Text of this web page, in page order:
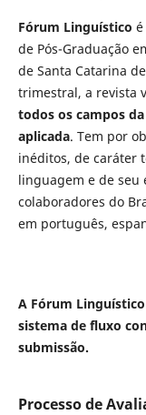
Fórum Linguístico
de Pós-Graduação
de Santa Catarina
trimestral, a revista
todos os campos
aplicada. Tem por
inéditos, de caráter
linguagem e de seu
colaboradores do
em português,
A Fórum
sistema de fluxo
submissão.
Processo de